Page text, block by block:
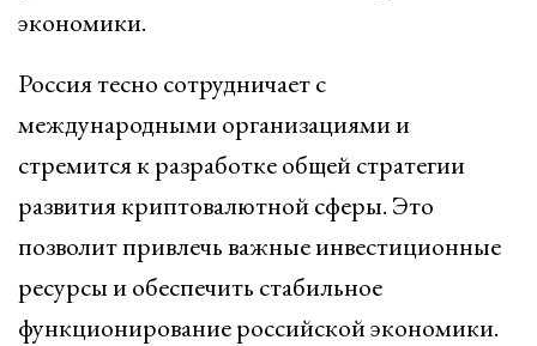
экономики.
Россия тесно сотрудничает с
международными организациями и
стремится к разработке общей стратегии
развития криптовалютной сферы. Это
позволит привлечь важные инвестиционные
ресурсы и обеспечить стабильное
функционирование российской экономики.